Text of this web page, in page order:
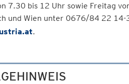
7.30 bis 12 Uhr sowie Freitag
und Wien unter 0676/84 22 14-
.